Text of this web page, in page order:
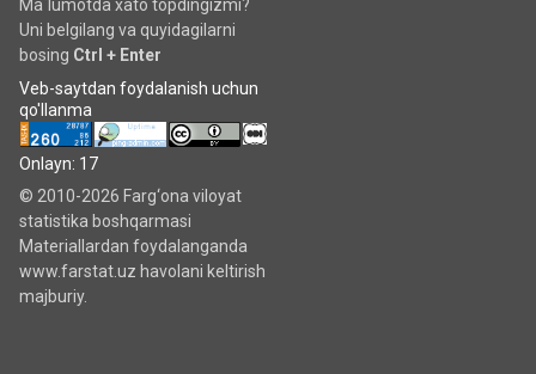
Ma`lumotda xato topdingizmi?
Uni belgilang va quyidagilarni
bosing Ctrl + Enter
Veb-saytdan foydalanish uchun
qo'llanma
Onlayn: 17
© 2010-2026 Farg‘ona viloyat
statistika boshqarmasi
Materiallardan foydalanganda
www.farstat.uz havolani keltirish
majburiy.